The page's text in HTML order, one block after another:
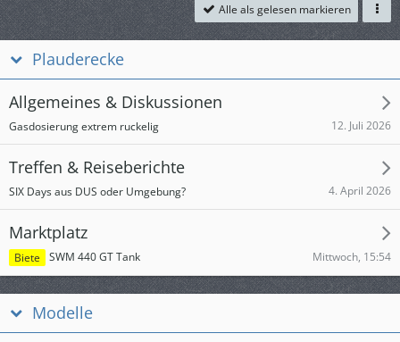
Alle als gelesen markieren
Plauderecke
Allgemeines & Diskussionen
Gasdosierung extrem ruckelig 12. Juli 2026
Treffen & Reiseberichte
SIX Days aus DUS oder Umgebung? 4. April 2026
Marktplatz
Biete SWM 440 GT Tank Mittwoch, 15:54
Modelle